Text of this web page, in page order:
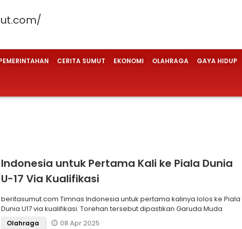
CERITA SUMUT EKONOMI OLAHRAGA GAYA HIDUP
Indonesia untuk Pertama Kali ke Piala Dunia
U-17 Via Kualifikasi
beritasumut.com Timnas Indonesia untuk pertama kalinya lolos ke Piala
Dunia U17 via kualifikasi. Torehan tersebut dipastikan Garuda Muda
Olahraga 08 Apr 2025